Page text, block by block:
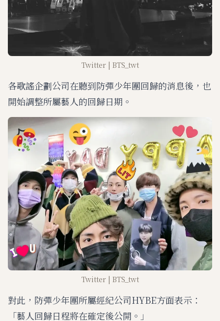
Twitter | BTS_twt
各歌謠企劃公司在聽到防彈少年團回歸的消息後，也
開始調整所屬藝人的回歸日期。
Twitter | BTS_twt
對此，防彈少年團所屬經紀公司HYBE方面表示：
「藝人回歸日程將在確定後公開。」